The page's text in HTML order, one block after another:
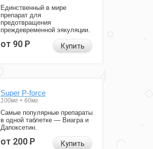
Единственный в мире
препарат для
предотвращения
преждевременной эякуляции.
от 90Р Купить
Super P-force
100мг + 60мг
Самые популярные препараты
в одной таблетке — Виагра и
Дапоксетин.
от 200Р Купить